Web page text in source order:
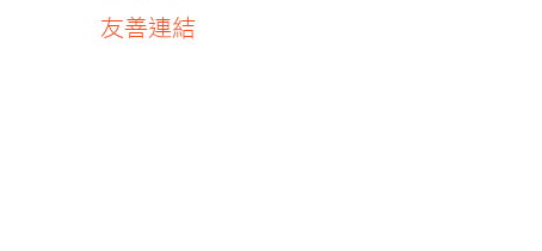
友善連結